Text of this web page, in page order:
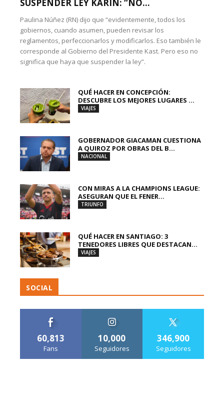
SUSPENDER LEY KARIN: “NO...
Paulina Núñez (RN) dijo que “evidentemente, todos los
gobiernos, cuando asumen, pueden revisar los
reglamentos, perfeccionarlos y modificarlos. Eso también le
corresponde al Gobierno del Presidente Kast. Pero eso no
significa que haya que suspender la ley”.
QUÉ HACER EN CONCEPCIÓN:
DESCUBRE LOS MEJORES LUGARES ...
VIAJES
GOBERNADOR GIACAMAN CUESTIONA
A QUIROZ POR OBRAS DEL B...
NACIONAL
CON MIRAS A LA CHAMPIONS LEAGUE:
ASEGURAN QUE EL FENER...
TRIUNFO
QUÉ HACER EN SANTIAGO: 3
TENEDORES LIBRES QUE DESTACAN...
VIAJES
SOCIAL
60,813
Fans
10,000
Seguidores
346,900
Seguidores